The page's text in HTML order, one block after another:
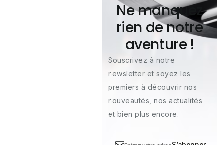
Ne manquez
rien de notre
aventure !
Souscrivez à notre
newsletter et soyez les
premiers à découvrir nos
nouveautés, nos actualités
et bien plus encore.